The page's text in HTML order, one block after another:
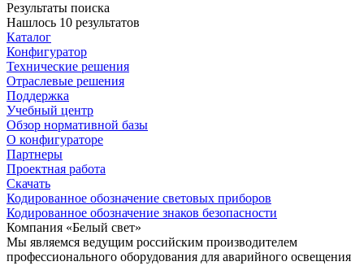
Результаты поиска
Нашлось 10 результатов
Каталог
Конфигуратор
Технические решения
Отраслевые решения
Поддержка
Учебный центр
Обзор нормативной базы
О конфигураторе
Партнеры
Проектная работа
Скачать
Кодированное обозначение световых приборов
Кодированное обозначение знаков безопасности
Компания «Белый свет»
Мы являемся ведущим российским производителем
профессионального оборудования для аварийного освещения